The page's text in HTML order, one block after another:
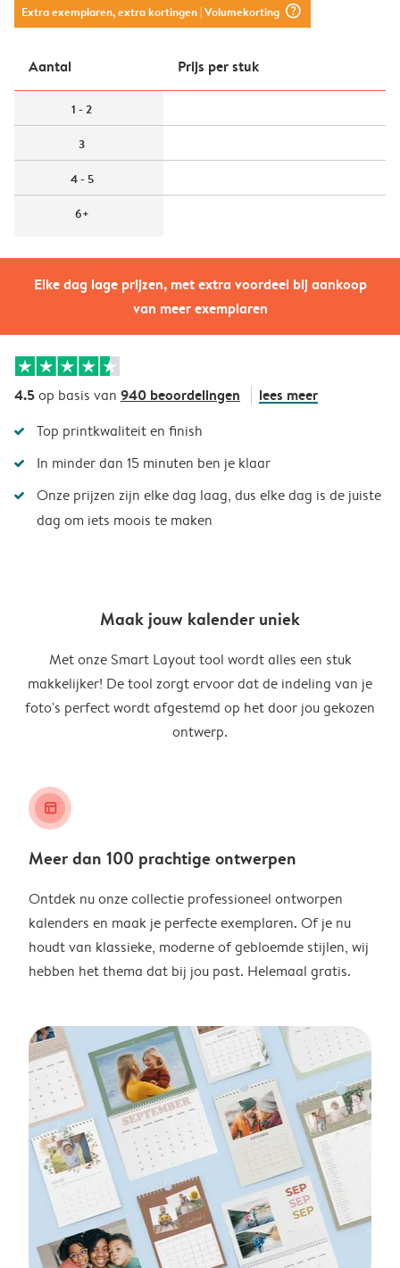
Elke dag lage prijzen, met extra voordeel bij aankoop
van meer exemplaren
Extra exemplaren, extra kortingen| Volumekorting question_mark_circle
Aantal Prijs per stuk
1 - 2
3
4 - 5
6+
4.5op basis van 940 beoordelingen lees meer
Top printkwaliteit en finish
In minder dan 15 minuten ben je klaar
Onze prijzen zijn elke dag laag, dus elke dag is de juiste
dag om iets moois te maken
Maak jouw kalender uniek
Met onze Smart Layout tool wordt alles een stuk
makkelijker! De tool zorgt ervoor dat de indeling van je
foto's perfect wordt afgestemd op het door jou gekozen
ontwerp.
layout_alt
Meer dan 100 prachtige ontwerpen
Ontdek nu onze collectie professioneel ontworpen
kalenders en maak je perfecte exemplaren. Of je nu
houdt van klassieke, moderne of gebloemde stijlen, wij
hebben het thema dat bij jou past. Helemaal gratis.